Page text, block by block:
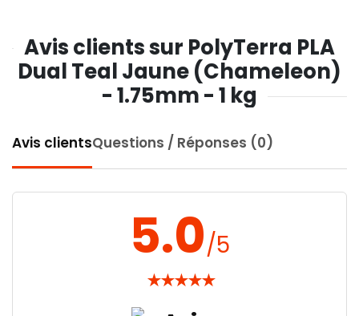
Avis clients sur PolyTerra PLA
Dual Teal Jaune (Chameleon)
- 1.75mm - 1 kg
Avis clientsQuestions / Réponses (0)
5.0/5
★★★★★